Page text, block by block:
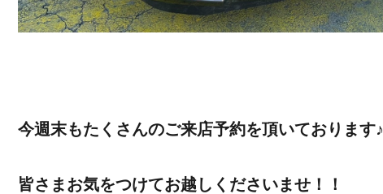
今週末もたくさんのご来店予約を頂いております♪
皆さまお気をつけてお越しくださいませ！！